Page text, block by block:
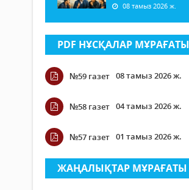
08 тамыз 2026 ж.
PDF НҰСҚАЛАР МҰРАҒАТЫ
№59 газет 08 тамыз 2026 ж.
№58 газет 04 тамыз 2026 ж.
№57 газет 01 тамыз 2026 ж.
ЖАҢАЛЫҚТАР МҰРАҒАТЫ